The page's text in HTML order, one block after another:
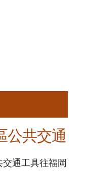
公共交通
通工具往福岡